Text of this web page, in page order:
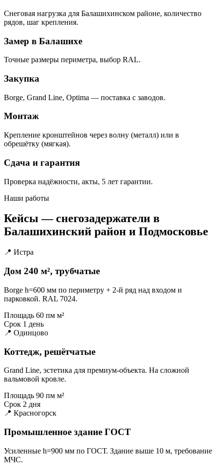
Снеговая нагрузка для Балашихинском районе, количество
рядов, шаг крепления.
Замер в Балашихе
Точные размеры периметра, выбор RAL.
Закупка
Borge, Grand Line, Optima — поставка с заводов.
Монтаж
Крепление кронштейнов через волну (металл) или в
обрешётку (мягкая).
Сдача и гарантия
Проверка надёжности, акты, 5 лет гарантии.
Наши работы
Кейсы — снегозадержатели в
Балашихинский район и Подмосковье
📍 Истра
Дом 240 м², трубчатые
Borge h=600 мм по периметру + 2-й ряд над входом и
парковкой. RAL 7024.
Площадь 60 пм м²
Срок 1 день
📍 Одинцово
Коттедж, решётчатые
Grand Line, эстетика для премиум-объекта. На сложной
вальмовой кровле.
Площадь 90 пм м²
Срок 2 дня
📍 Красногорск
Промышленное здание ГОСТ
Усиленные h=900 мм по ГОСТ. Здание выше 10 м, требование
МЧС.